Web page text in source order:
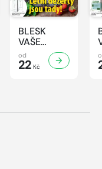
BLESK
VAŠE
RECEPTY -
6/2026
od
22 Kč